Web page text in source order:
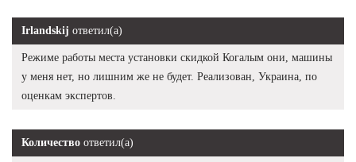
Irlandskij ответил(а)
Режиме работы места установки скидкой Когалым они, машины
у меня нет, но лишним же не будет. Реализован, Украина, по
оценкам экспертов.
Количество ответил(а)